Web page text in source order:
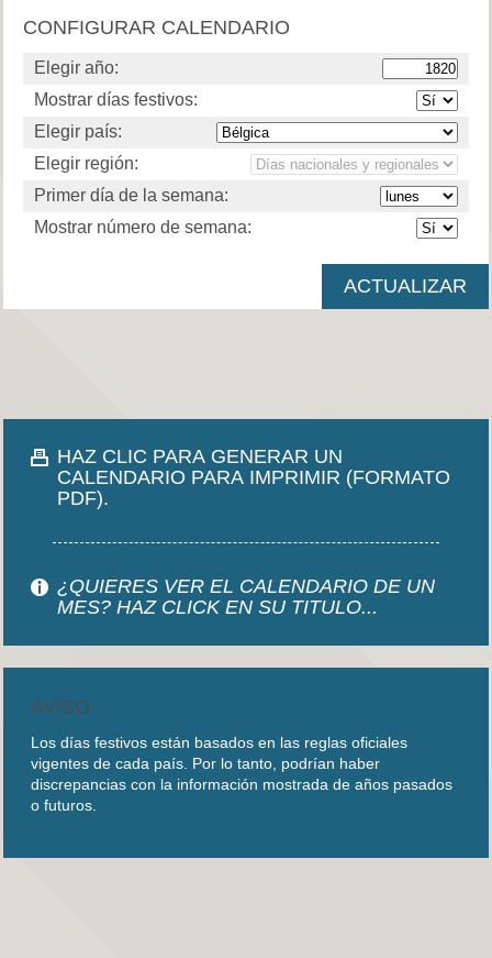
CONFIGURAR CALENDARIO
Elegir año:
Mostrar días festivos:
Elegir país:
Elegir región:
Primer día de la semana:
Mostrar número de semana:
HAZ CLIC PARA GENERAR UN
CALENDARIO PARA IMPRIMIR (FORMATO
PDF).
¿QUIERES VER EL CALENDARIO DE UN
MES? HAZ CLICK EN SU TITULO...
AVISO
Los días festivos están basados en las reglas oficiales
vigentes de cada país. Por lo tanto, podrían haber
discrepancias con la información mostrada de años pasados
o futuros.